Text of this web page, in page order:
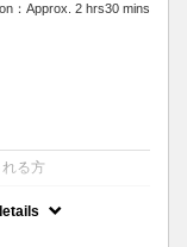
：Approx. 2 hrs30 mins
る方